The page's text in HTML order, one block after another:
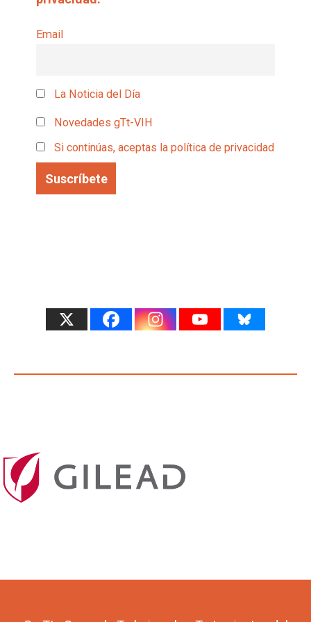
Email
La Noticia del Día
Novedades gTt-VIH
Si continúas, aceptas la política de privacidad